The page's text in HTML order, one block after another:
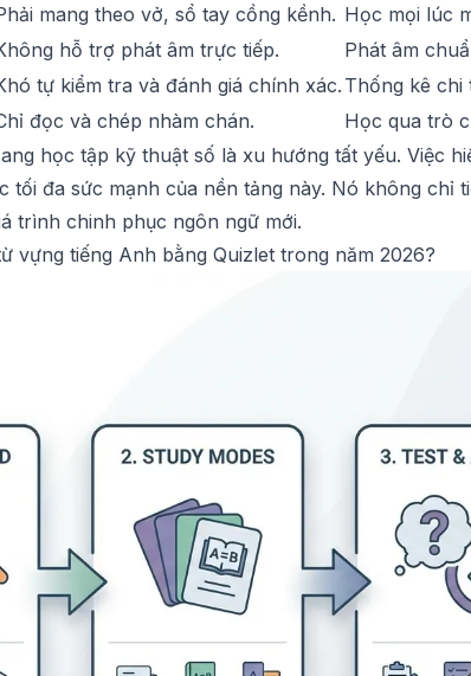
mang theo vở, sổ tay cồng kềnh. Học mọi lúc
hỗ trợ phát âm trực tiếp.
Phát âm
tự kiểm tra và đánh giá chính xác. Thống kê chi
đọc và chép nhàm chán.
Học qua trò
học tập kỹ thuật số là xu hướng tất yếu. Việc
tối đa sức mạnh của nền tảng này. Nó không chỉ
trình chinh phục ngôn ngữ mới.
vựng tiếng Anh bằng Quizlet trong năm 2026?